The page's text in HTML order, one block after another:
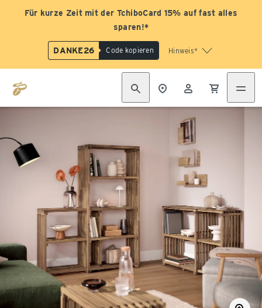
Für kurze Zeit mit der TchiboCard 15% auf fast alles
sparen!*
DANKE26 Code kopieren Hinweis*